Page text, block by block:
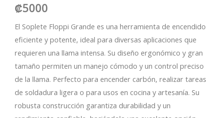
₡5000
El Soplete Floppi Grande es una herramienta de encendido
eficiente y potente, ideal para diversas aplicaciones que
requieren una llama intensa. Su diseño ergonómico y gran
tamaño permiten un manejo cómodo y un control preciso
de la llama. Perfecto para encender carbón, realizar tareas
de soldadura ligera o para usos en cocina y artesanía. Su
robusta construcción garantiza durabilidad y un